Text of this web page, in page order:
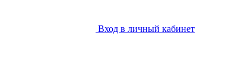
Вход в личный кабинет